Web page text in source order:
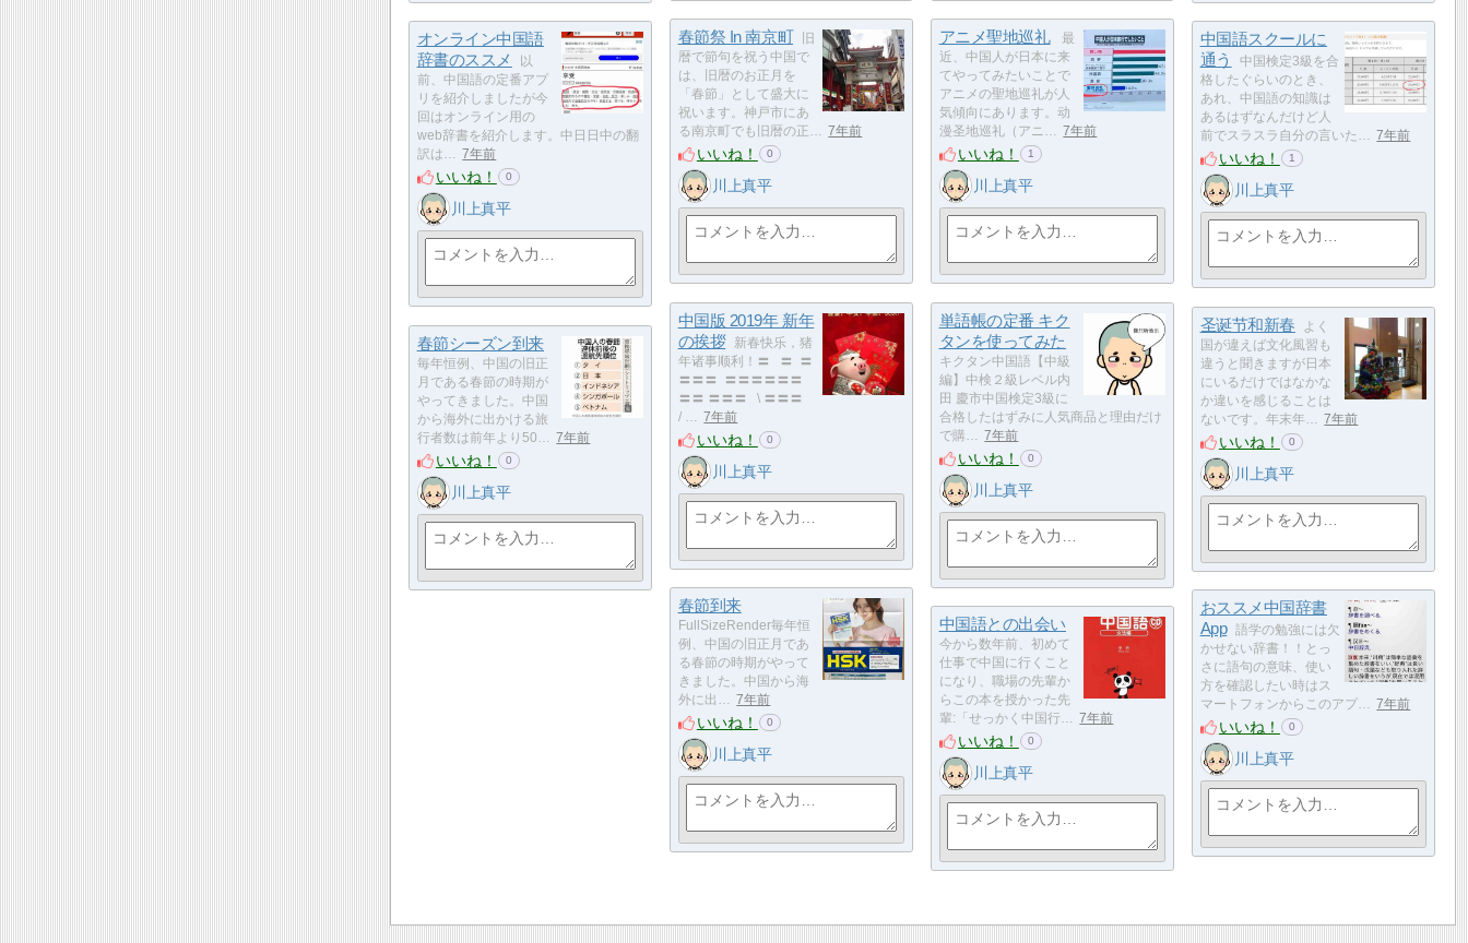
春節祭 In 南京町
旧
暦で節句を祝う中国で
は、旧暦のお正月を
「春節」として盛大に
祝います。神戸市にあ
る南京町でも旧暦の正…
7年前
いいね！ 0
川上真平
アニメ聖地巡礼
最
近、中国人が日本に来
てやってみたいことで
アニメの聖地巡礼が人
気傾向にあります。动
漫圣地巡礼（アニ…
7年前
いいね！ 1
川上真平
オンライン中国語
辞書のススメ
以
前、中国語の定番アプ
リを紹介しましたが今
回はオンライン用の
web辞書を紹介します。中日日中の翻
訳は…
7年前
いいね！ 0
川上真平
中国語スクールに
通う
中国検定3級を合
格したぐらいのとき、
あれ、中国語の知識は
あるはずなんだけど人
前でスラスラ自分の言いた…
7年前
いいね！ 1
川上真平
中国版 2019年 新年
の挨拶
新春快乐，猪
年诸事顺利！〓 〓 〓
〓〓〓 〓〓〓〓〓〓
〓〓 〓〓〓 \ 〓〓〓
/ …
7年前
いいね！ 0
川上真平
単語帳の定番 キク
タンを使ってみた
キクタン中国語【中級
編】中検２級レベル内
田 慶市中国検定3級に
合格したはずみに人気商品と理由だけ
で購…
7年前
いいね！ 0
川上真平
圣诞节和新春
よく
国が違えば文化風習も
違うと聞きますが日本
にいるだけではなかな
か違いを感じることは
ないです。年末年…
7年前
いいね！ 0
川上真平
春節シーズン到来
毎年恒例、中国の旧正
月である春節の時期が
やってきました。中国
から海外に出かける旅
行者数は前年より50…
7年前
いいね！ 0
川上真平
春節到来
FullSizeRender毎年恒
例、中国の旧正月であ
る春節の時期がやって
きました。中国から海
外に出…
7年前
いいね！ 0
川上真平
おススメ中国辞書
App
語学の勉強には欠
かせない辞書！！とっ
さに語句の意味、使い
方を確認したい時はス
マートフォンからこのアプ…
7年前
いいね！ 0
川上真平
中国語との出会い
今から数年前、初めて
仕事で中国に行くこと
になり、職場の先輩か
らこの本を授かった先
輩:「せっかく中国行…
7年前
いいね！ 0
川上真平